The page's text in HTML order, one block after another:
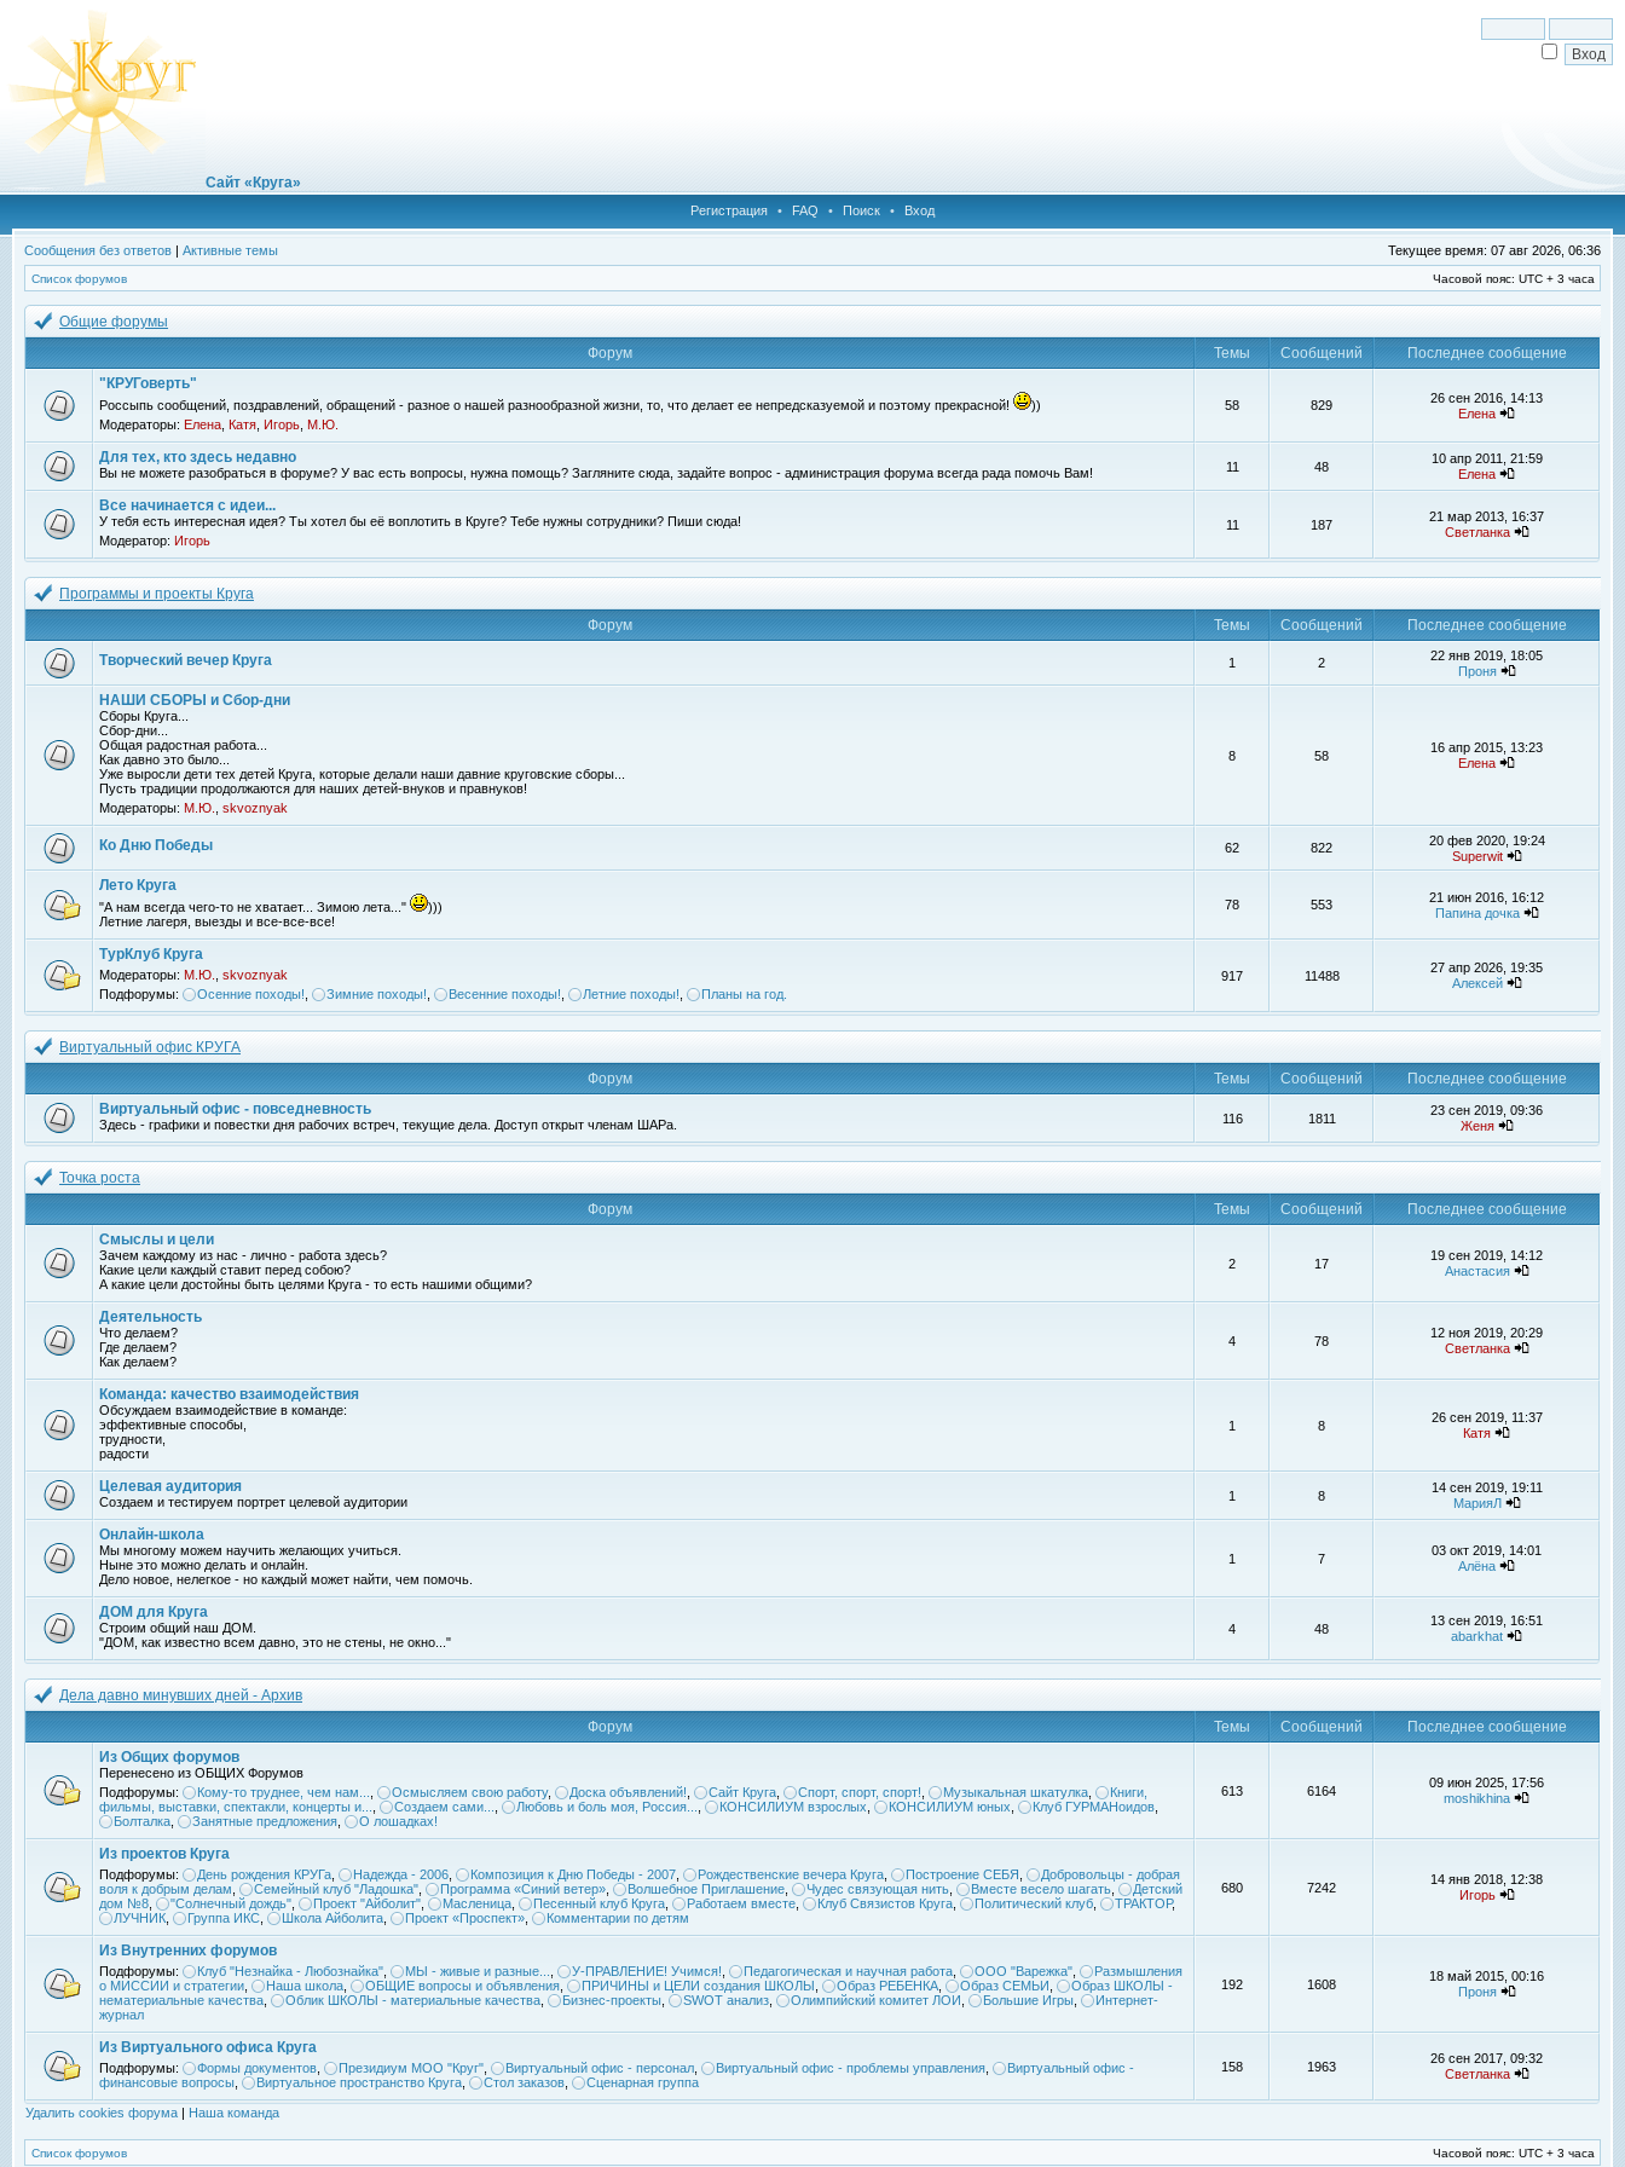
Сайт «Круга»
Регистрация • FAQ • Поиск • Вход
Сообщения без ответов | Активные темы Текущее время: 07 авг 2026, 06:36
Список форумов Часовой пояс: UTC + 3 часа
Общие форумы
Форум
Темы Сообщений
Последнее сообщение
"КРУГоверть"
Россыпь сообщений, поздравлений, обращений - разное о нашей разнообразной жизни, то, что делает ее непредсказуемой и поэтому прекрасной!
))
Модераторы: Елена Катя Игорь М.Ю.
58 829
26 сен 2016, 14:13
Елена
Для тех, кто здесь недавно
Вы не можете разобраться в форуме? У вас есть вопросы, нужна помощь? Загляните сюда, задайте вопрос - администрация форума всегда рада помочь Вам! 11 48
10 апр 2011, 21:59
Елена
Все начинается с идеи...
У тебя есть интересная идея? Ты хотел бы её воплотить в Круге? Тебе нужны сотрудники? Пиши сюда!
Модератор: Игорь
11 187
21 мар 2013, 16:37
Светланка
Программы и проекты Круга
Форум
Темы Сообщений Последнее сообщение
Творческий вечер Круга 1 2
22 янв 2019, 18:05
Проня
НАШИ СБОРЫ и Сбор-дни
Сборы Круга...
Сбор-дни...
Общая радостная работа...
Как давно это было...
Уже выросли дети тех детей Круга, которые делали наши давние круговские сборы...
Пусть традиции продолжаются для наших детей-внуков и правнуков!
Модераторы: М.Ю. skvoznyak
8 58
16 апр 2015, 13:23
Елена
Ко Дню Победы 62 822
20 фев 2020, 19:24
Superwit
Лето Круга
"А нам всегда чего-то не хватает... Зимою лета..."
)))
Летние лагеря, выезды и все-все-все!
78 553
21 июн 2016, 16:12
Папина дочка
ТурКлуб Круга
Модераторы: М.Ю.
skvoznyak
Подфорумы:
Осенние походы! Зимние походы! Весенние походы! Летние походы! Планы на год.
917 11488
27 апр 2026, 19:35
Алексей
Виртуальный офис КРУГА
Форум
Темы Сообщений
Последнее сообщение
Виртуальный офис - повседневность
Здесь - графики и повестки дня рабочих встреч, текущие дела. Доступ открыт членам ШАРа. 116 1811
23 сен 2019, 09:36
Женя
Точка роста
Форум
Темы Сообщений
Последнее сообщение
Смыслы и цели
Зачем каждому из нас - лично - работа здесь?
Какие цели каждый ставит перед собою?
А какие цели достойны быть целями Круга - то есть нашими общими?
2 17
19 сен 2019, 14:12
Анастасия
Деятельность
Что делаем?
Где делаем?
Как делаем?
4 78
12 ноя 2019, 20:29
Светланка
Команда: качество взаимодействия
Обсуждаем взаимодействие в команде:
эффективные способы,
трудности,
радости
1 8
26 сен 2019, 11:37
Катя
Целевая аудитория
Создаем и тестируем портрет целевой аудитории 1 8
14 сен 2019, 19:11
МарияЛ
Онлайн-школа
Мы многому можем научить желающих учиться.
Ныне это можно делать и онлайн.
Дело новое, нелегкое - но каждый может найти, чем помочь.
1 7
03 окт 2019, 14:01
Алёна
ДОМ для Круга
Строим общий наш ДОМ.
"ДОМ, как известно всем давно, это не стены, не окно..."
4 48
13 сен 2019, 16:51
abarkhat
Дела давно минувших дней - Архив
Форум
Темы Сообщений
Последнее сообщение
Из Общих форумов
Перенесено из ОБЩИХ Форумов
Подфорумы:
Кому-то труднее, чем нам... Осмысляем свою работу, Доска объявлений! Сайт Круга Спорт, спорт, спорт! Музыкальная шкатулка
Книги,
фильмы, выставки, спектакли, концерты и...
Создаем сами... Любовь и боль моя, Россия... КОНСИЛИУМ взрослых КОНСИЛИУМ юных Клуб ГУРМАНоидов
Болталка
Занятные предложения О лошадках!
613 6164
09 июн 2025, 17:56
moshikhina
Из проектов Круга
Подфорумы: День рождения КРУГа Надежда - 2006 Композиция к Дню Победы - 2007 Рождественские вечера Круга Построение СЕБЯ
Добровольцы - добрая
воля к добрым делам
Семейный клуб "Ладошка" Программа «Синий ветер» Волшебное Приглашение Чудес связующая нить Вместе весело шагать
Детский
дом №8
"Солнечный дождь" Проект "Айболит" Масленица Песенный клуб Круга Работаем вместе Клуб Связистов Круга Политический клуб ТРАКТОР,
ЛУЧНИК
Группа ИКС Школа Айболита Проект «Проспект» Комментарии по детям
680 7242
14 янв 2018, 12:38
Игорь
Из Внутренних форумов
Подфорумы: Клуб "Незнайка - Любознайка" МЫ - живые и разные... У-ПРАВЛЕНИЕ! Учимся! Педагогическая и научная работа ООО "Варежка"
Размышления
о МИССИИ и стратегии
Наша школа ОБЩИЕ вопросы и объявления ПРИЧИНЫ и ЦЕЛИ создания ШКОЛЫ Образ РЕБЕНКА Образ СЕМЬИ
Образ ШКОЛЫ -
нематериальные качества
Облик ШКОЛЫ - материальные качества Бизнес-проекты SWOT анализ Олимпийский комитет ЛОИ Большие Игры
Интернет-
журнал
192 1608
18 май 2015, 00:16
Проня
Из Виртуального офиса Круга
Подфорумы: Формы документов Президиум МОО "Круг" Виртуальный офис - персонал Виртуальный офис - проблемы управления
Виртуальный офис -
финансовые вопросы
Виртуальное пространство Круга Стол заказов Сценарная группа
158 1963
26 сен 2017, 09:32
Светланка
Удалить cookies форума | Наша команда
Список форумов Часовой пояс: UTC + 3 часа